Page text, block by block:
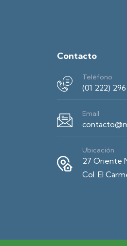
Contacto
Teléfono
(01 222)
Email
Ubicación
27 Oriente
Col. El